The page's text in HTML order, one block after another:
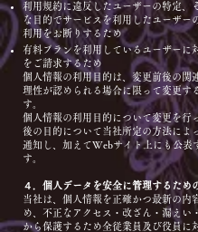
利用規約に違反したユーザーの特定、
な目的でサービスを利用したユーザー
利用をお断りするため
有料プランを利用しているユーザーに
をご請求するため
個人情報の利用目的は、変更前後の関
理性が認められる場合に限って変更す
す。
個人情報の利用目的について変更を行
後の目的について当社所定の方法によ
通知し、加えてWebサイト上にも公表
す。
４．個人データを安全に管理するため
当社は、個人情報を正確かつ最新の内
め、不正なアクセス・改ざん・漏えい
から保護するため全従業員及び役員に